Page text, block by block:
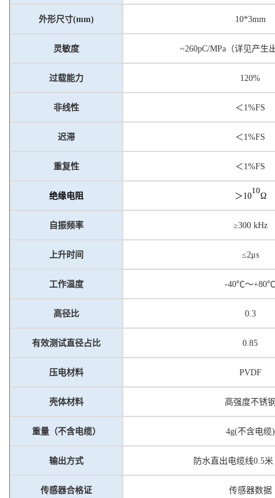
外形尺寸(mm) 10*3mm
灵敏度 ~260pC/MPa （详见产生
过载能力 120%
非线性 ＜1%FS
迟滞 ＜1%FS
重复性 ＜1%FS
绝缘电阻 ＞10
1 0
Ω
自振频率 ≥300 kHz
上升时间 ≤2μs
工作温度 -40℃～+80℃
高径比 0.3
有效测试直径占比 0.85
压电材料 PVDF
壳体材料 高强度不锈
重量（不含电缆） 4g(不含电缆)
输出方式 防水直出电缆线0.5米
传感器合格证 传感器数据